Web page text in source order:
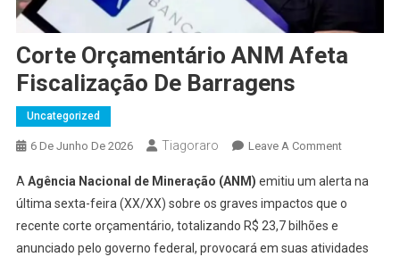
Corte Orçamentário ANM Afeta
Fiscalização De Barragens
Uncategorized
6 De Junho De 2026 Tiagoraro Leave A CommentOn
ANM
AAgência Nacional de Mineração (ANM) emitiu um alerta na
última sexta-feira (XX/XX) sobre os graves impactos que o
recente corte orçamentário, totalizando R$ 23,7 bilhões e
anunciado pelo governo federal, provocará em suas atividades